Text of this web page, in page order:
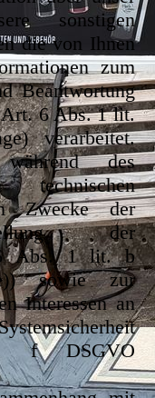
sonstigen
die von Ihnen
zum
Beantwortung
Art. 6 Abs. 1 lit.
verarbeitet.
des
technischen
Zwecke der
der
6 Abs. 1 lit. b
sowie zur
Interessen an
DSGVO